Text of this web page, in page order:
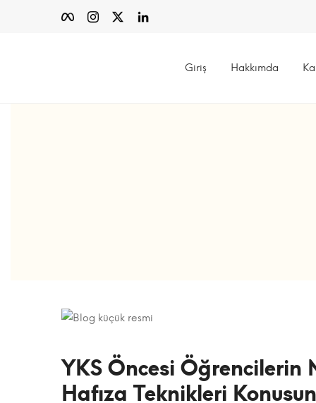
Giriş Hakkımda
YKS Öncesi Öğrencilerin
Hafıza Teknikleri